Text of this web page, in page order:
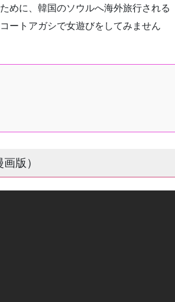
めに、韓国のソウルへ海外旅行される
ートアガシで女遊びをしてみません
版）